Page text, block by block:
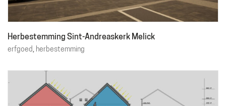
Herbestemming Sint-Andreaskerk Melick
erfgoed herbestemming